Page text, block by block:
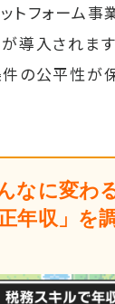
トフォーム
導入されます
の公平性が
なに変わ
年収」を